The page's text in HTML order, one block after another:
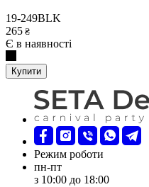
19-249BLK
265 ₴
Є в наявності
Купити
Режим роботи
пн-пт
з 10:00 до 18:00